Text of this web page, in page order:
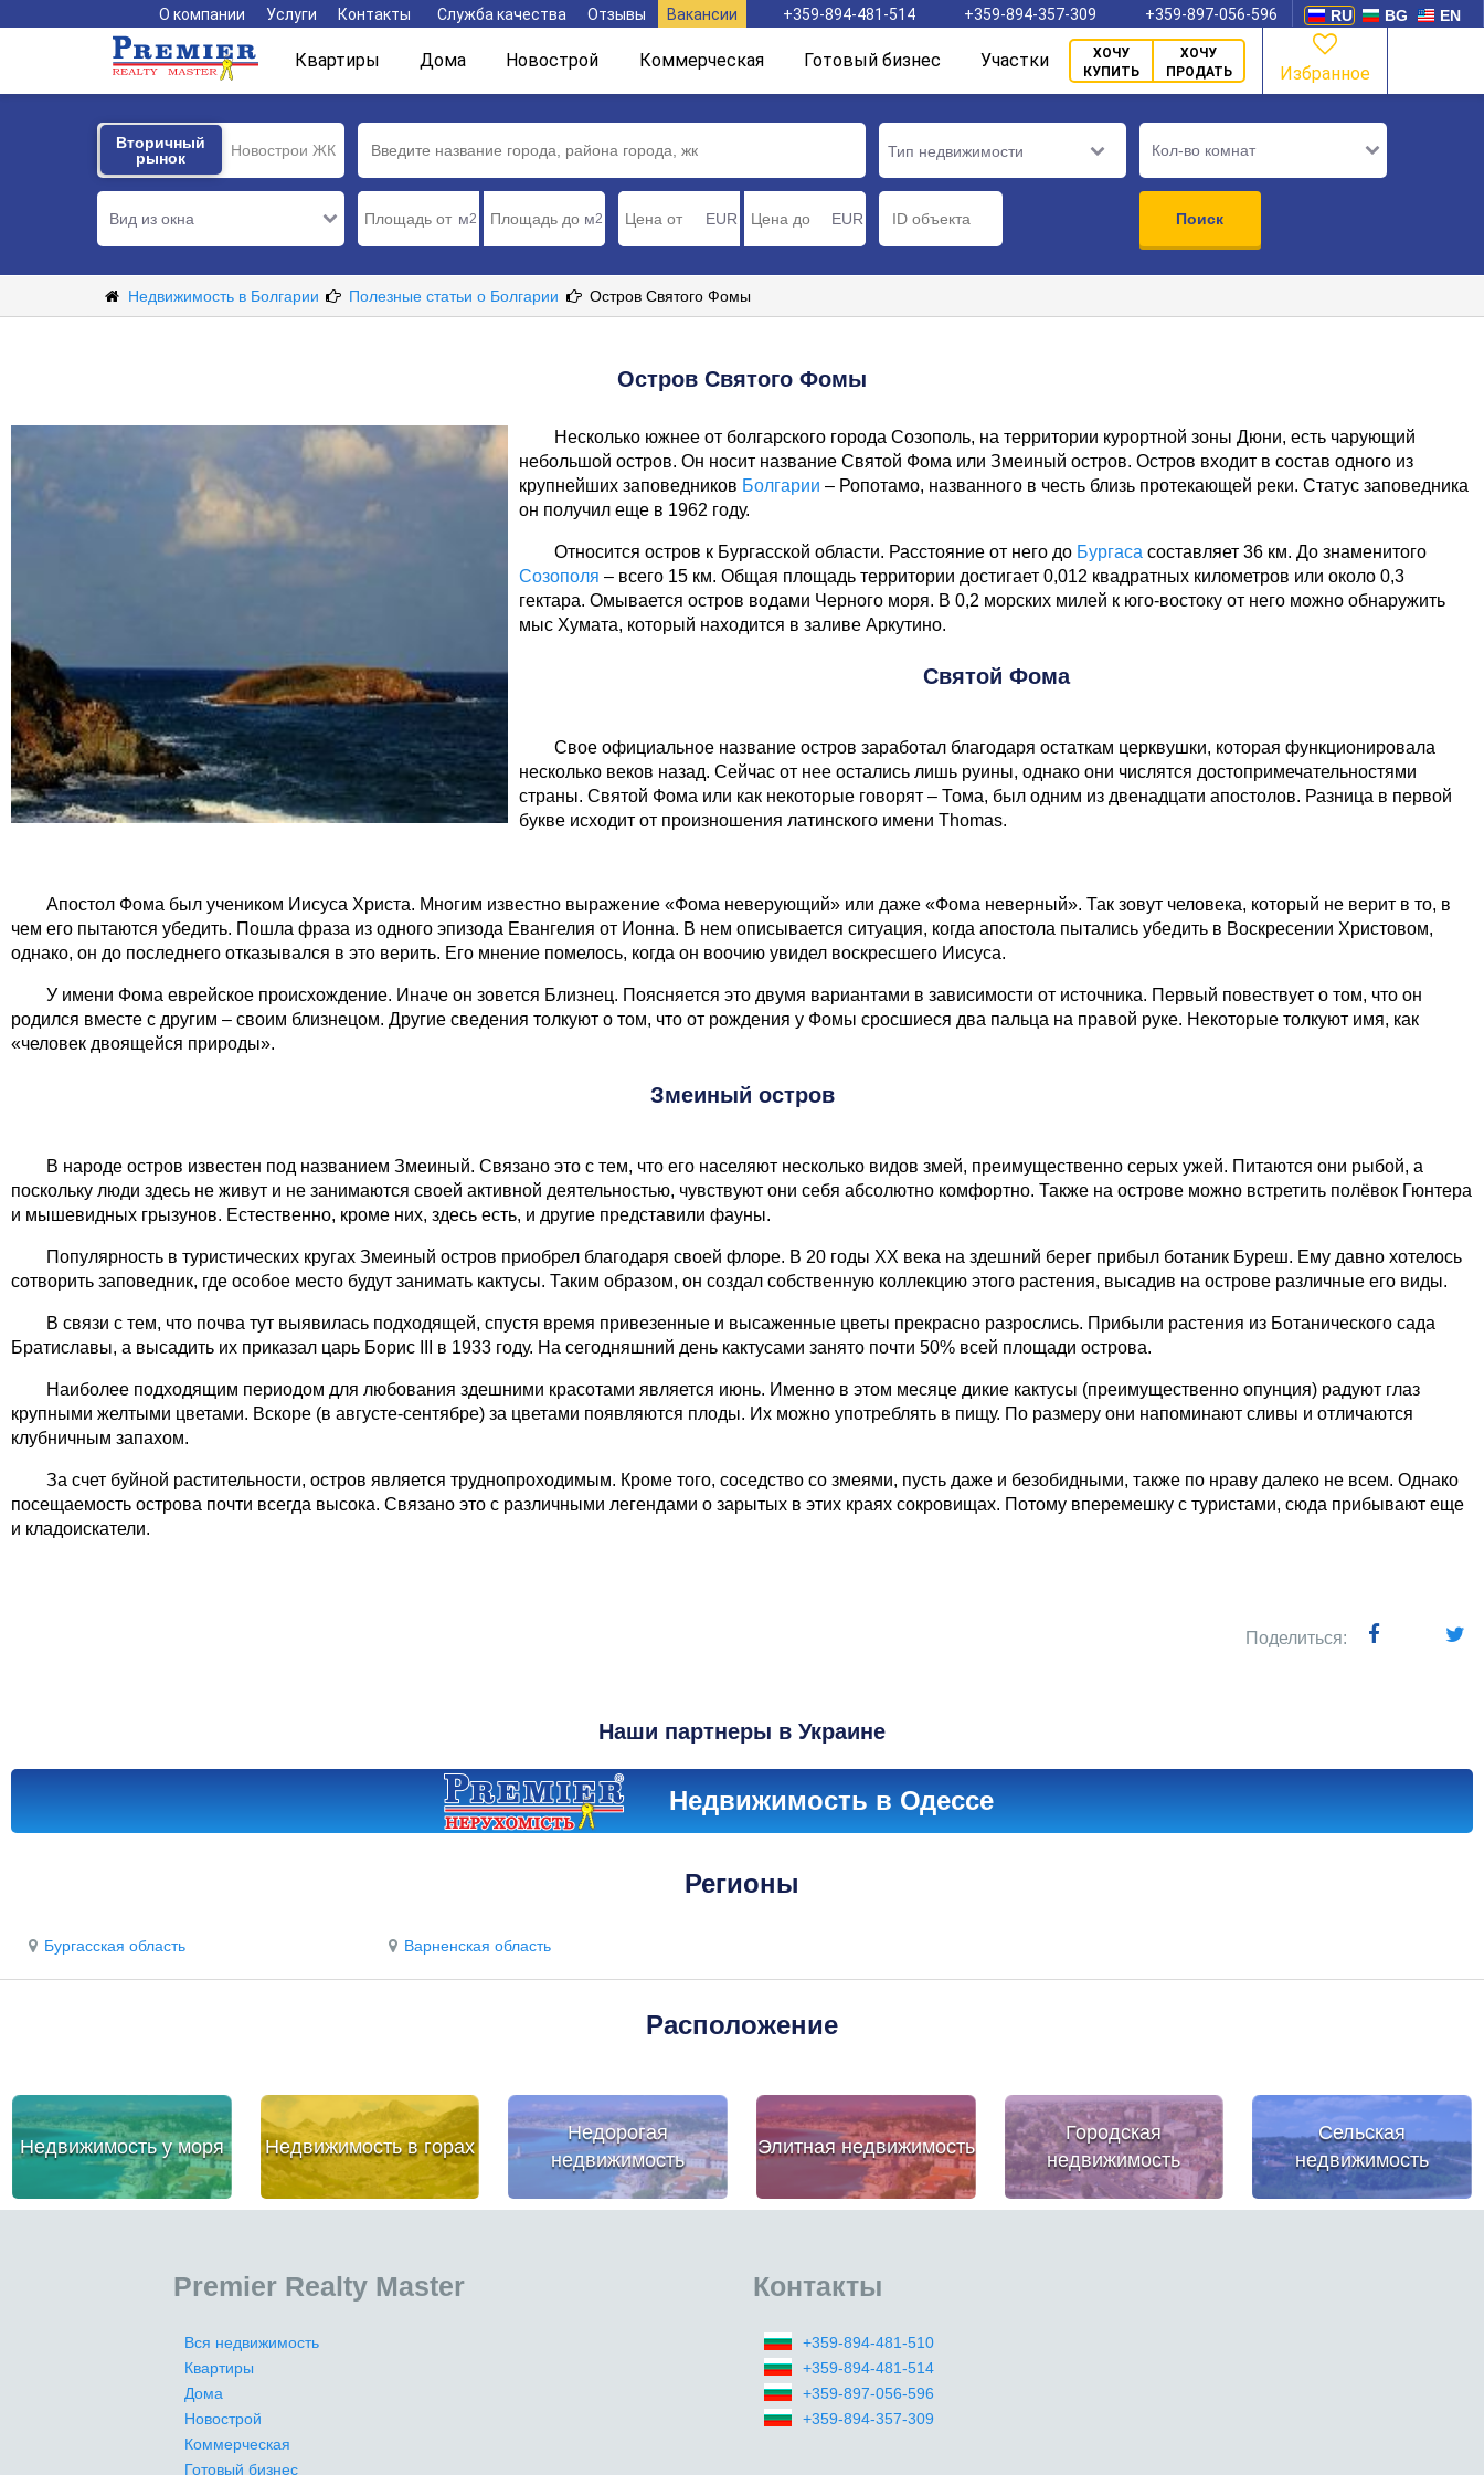
RU BG EN
О компании Услуги Контакты Служба качества Отзывы Вакансии +359-894-481-514 +359-894-357-309 +359-897-056-596
Квартиры Дома Новострой Коммерческая Готовый бизнес Участки
ХОЧУ
КУПИТЬ
ХОЧУ
ПРОДАТЬ
Избранное
Вторичный
рынок
Новострои ЖК
Вторичный
рынок
Вид из окна м2 м2 EUR EUR
Тип недвижимости Кол-во комнат
Поиск
Недвижимость в Болгарии Полезные статьи о Болгарии Остров Святого Фомы
Остров Святого Фомы
Несколько южнее от болгарского города Созополь, на территории курортной зоны Дюни, есть чарующий
небольшой остров. Он носит название Святой Фома или Змеиный остров. Остров входит в состав одного из
крупнейших заповедников Болгарии – Ропотамо, названного в честь близь протекающей реки. Статус заповедника
он получил еще в 1962 году.
Относится остров к Бургасской области. Расстояние от него до Бургаса составляет 36 км. До знаменитого
Созополя – всего 15 км. Общая площадь территории достигает 0,012 квадратных километров или около 0,3
гектара. Омывается остров водами Черного моря. В 0,2 морских милей к юго-востоку от него можно обнаружить
мыс Хумата, который находится в заливе Аркутино.
Святой Фома
Свое официальное название остров заработал благодаря остаткам церквушки, которая функционировала
несколько веков назад. Сейчас от нее остались лишь руины, однако они числятся достопримечательностями
страны. Святой Фома или как некоторые говорят – Тома, был одним из двенадцати апостолов. Разница в первой
букве исходит от произношения латинского имени Thomas.
Апостол Фома был учеником Иисуса Христа. Многим известно выражение «Фома неверующий» или даже «Фома неверный». Так зовут человека, который не верит в то, в
чем его пытаются убедить. Пошла фраза из одного эпизода Евангелия от Ионна. В нем описывается ситуация, когда апостола пытались убедить в Воскресении Христовом,
однако, он до последнего отказывался в это верить. Его мнение помелось, когда он воочию увидел воскресшего Иисуса.
У имени Фома еврейское происхождение. Иначе он зовется Близнец. Поясняется это двумя вариантами в зависимости от источника. Первый повествует о том, что он
родился вместе с другим – своим близнецом. Другие сведения толкуют о том, что от рождения у Фомы сросшиеся два пальца на правой руке. Некоторые толкуют имя, как
«человек двоящейся природы».
Змеиный остров
В народе остров известен под названием Змеиный. Связано это с тем, что его населяют несколько видов змей, преимущественно серых ужей. Питаются они рыбой, а
поскольку люди здесь не живут и не занимаются своей активной деятельностью, чувствуют они себя абсолютно комфортно. Также на острове можно встретить полёвок Гюнтера
и мышевидных грызунов. Естественно, кроме них, здесь есть, и другие представили фауны.
Популярность в туристических кругах Змеиный остров приобрел благодаря своей флоре. В 20 годы ХХ века на здешний берег прибыл ботаник Буреш. Ему давно хотелось
сотворить заповедник, где особое место будут занимать кактусы. Таким образом, он создал собственную коллекцию этого растения, высадив на острове различные его виды.
В связи с тем, что почва тут выявилась подходящей, спустя время привезенные и высаженные цветы прекрасно разрослись. Прибыли растения из Ботанического сада
Братиславы, а высадить их приказал царь Борис III в 1933 году. На сегодняшний день кактусами занято почти 50% всей площади острова.
Наиболее подходящим периодом для любования здешними красотами является июнь. Именно в этом месяце дикие кактусы (преимущественно опунция) радуют глаз
крупными желтыми цветами. Вскоре (в августе-сентябре) за цветами появляются плоды. Их можно употреблять в пищу. По размеру они напоминают сливы и отличаются
клубничным запахом.
За счет буйной растительности, остров является труднопроходимым. Кроме того, соседство со змеями, пусть даже и безобидными, также по нраву далеко не всем. Однако
посещаемость острова почти всегда высока. Связано это с различными легендами о зарытых в этих краях сокровищах. Потому вперемешку с туристами, сюда прибывают еще
и кладоискатели.
Поделиться:
Наши партнеры в Украине
Недвижимость в Одессе
Регионы
Бургасская область Варненская область
Расположение
Недвижимость у моря Недвижимость в горах
Недорогая
недвижимость
Элитная недвижимость
Городская
недвижимость
Сельская
недвижимость
Premier Realty Master
Вся недвижимость
Квартиры
Дома
Новострой
Коммерческая
Готовый бизнес
Контакты
+359-894-481-510
+359-894-481-514
+359-897-056-596
+359-894-357-309